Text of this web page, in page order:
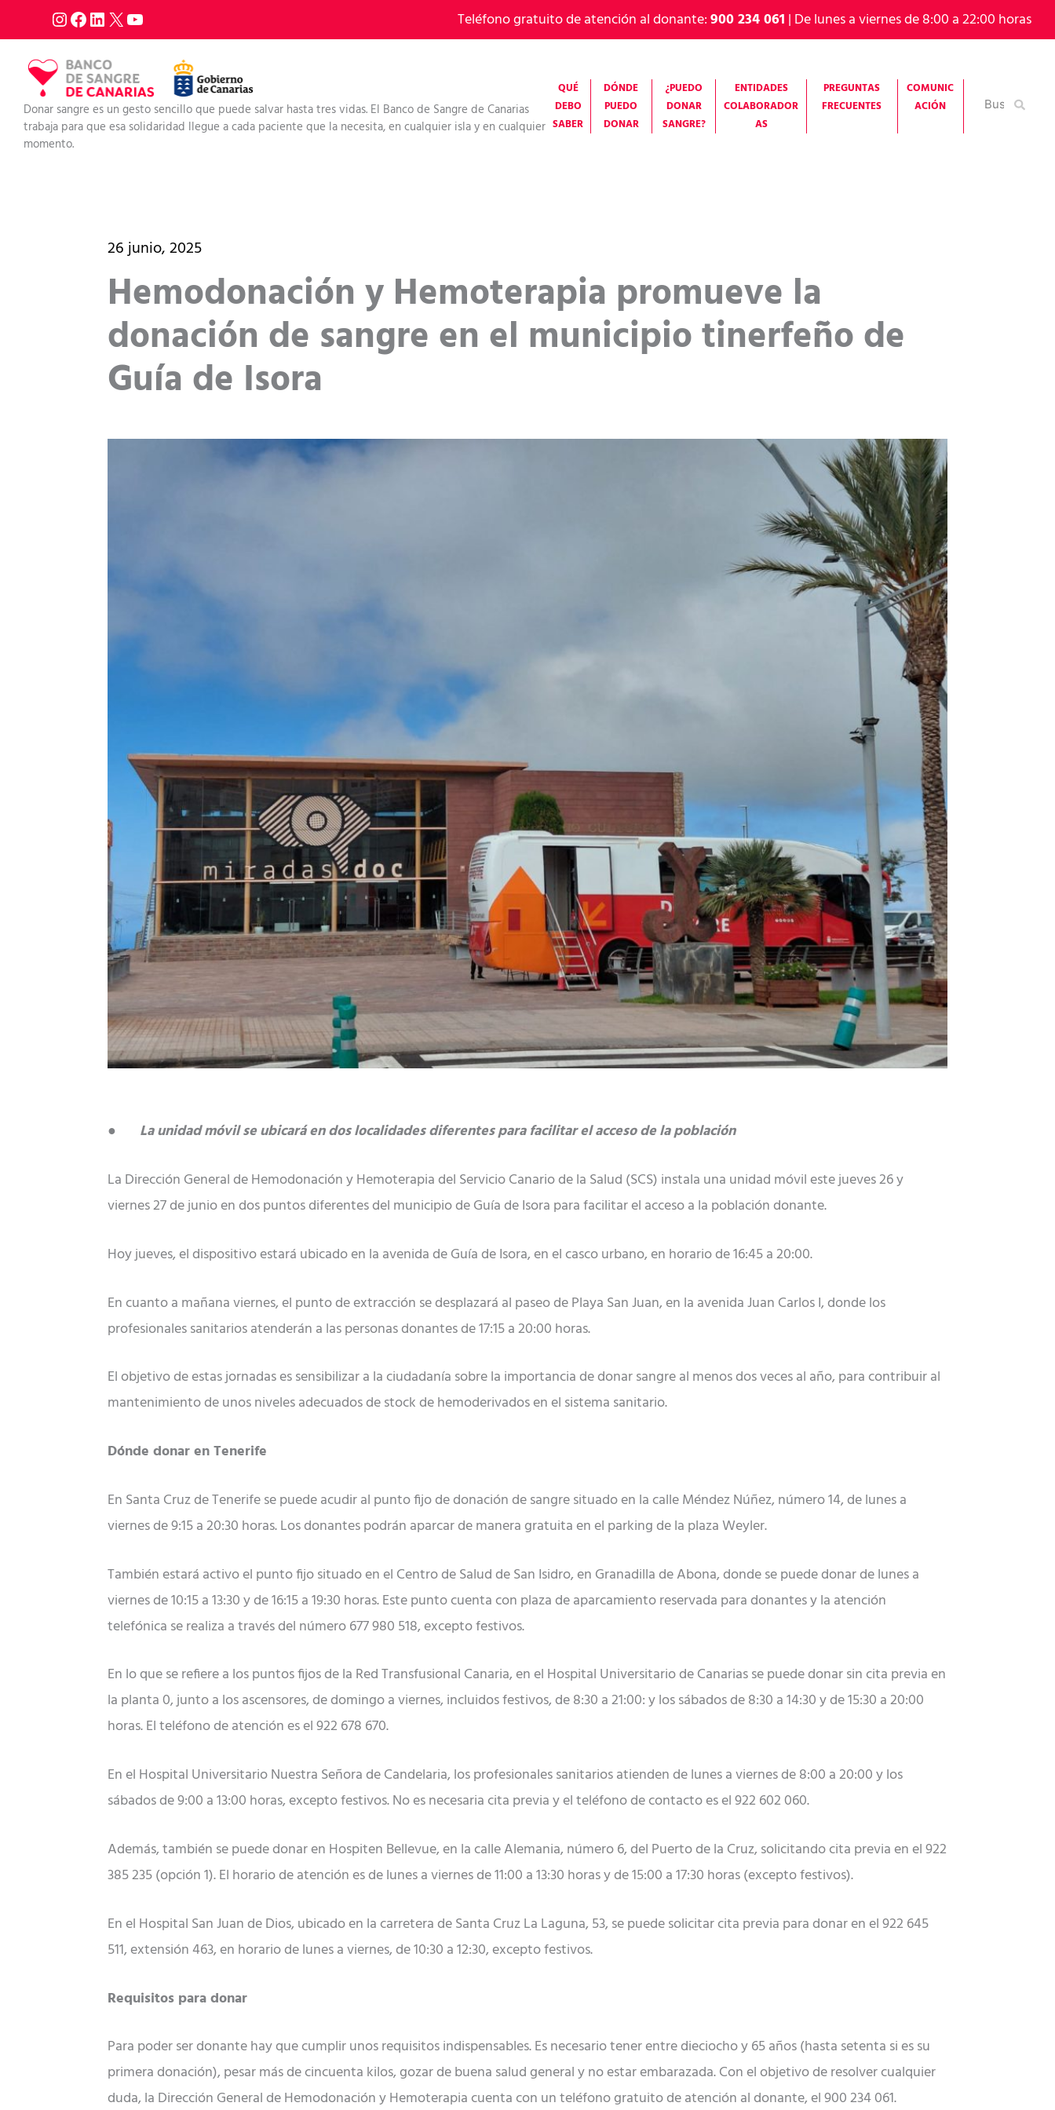
al
contenido
Teléfono gratuito de atención al donante:900 234 061 | De lunes a viernes de 8:00 a 22:00 horas
Donar sangre es un gesto sencillo que puede salvar hasta tres vidas. El Banco de Sangre de Canarias
trabaja para que esa solidaridad llegue a cada paciente que la necesita, en cualquier isla y en cualquier
momento.
QUÉ
DEBO
SABER
DÓNDE
PUEDO
DONAR
¿PUEDO
DONAR
SANGRE?
ENTIDADES
COLABORADOR
AS
PREGUNTAS
FRECUENTES
COMUNIC
ACIÓN
Buscar
26 junio, 2025
Hemodonación y Hemoterapia promueve la
donación de sangre en el municipio tinerfeño de
Guía de Isora
● La unidad móvil se ubicará en dos localidades diferentes para facilitar el acceso de la población
La Dirección General de Hemodonación y Hemoterapia del Servicio Canario de la Salud (SCS) instala una unidad móvil este jueves 26 y
viernes 27 de junio en dos puntos diferentes del municipio de Guía de Isora para facilitar el acceso a la población donante.
Hoy jueves, el dispositivo estará ubicado en la avenida de Guía de Isora, en el casco urbano, en horario de 16:45 a 20:00.
En cuanto a mañana viernes, el punto de extracción se desplazará al paseo de Playa San Juan, en la avenida Juan Carlos I, donde los
profesionales sanitarios atenderán a las personas donantes de 17:15 a 20:00 horas.
El objetivo de estas jornadas es sensibilizar a la ciudadanía sobre la importancia de donar sangre al menos dos veces al año, para contribuir al
mantenimiento de unos niveles adecuados de stock de hemoderivados en el sistema sanitario.
Dónde donar en Tenerife
En Santa Cruz de Tenerife se puede acudir al punto fijo de donación de sangre situado en la calle Méndez Núñez, número 14, de lunes a
viernes de 9:15 a 20:30 horas. Los donantes podrán aparcar de manera gratuita en el parking de la plaza Weyler.
También estará activo el punto fijo situado en el Centro de Salud de San Isidro, en Granadilla de Abona, donde se puede donar de lunes a
viernes de 10:15 a 13:30 y de 16:15 a 19:30 horas. Este punto cuenta con plaza de aparcamiento reservada para donantes y la atención
telefónica se realiza a través del número 677 980 518, excepto festivos.
En lo que se refiere a los puntos fijos de la Red Transfusional Canaria, en el Hospital Universitario de Canarias se puede donar sin cita previa en
la planta 0, junto a los ascensores, de domingo a viernes, incluidos festivos, de 8:30 a 21:00: y los sábados de 8:30 a 14:30 y de 15:30 a 20:00
horas. El teléfono de atención es el 922 678 670.
En el Hospital Universitario Nuestra Señora de Candelaria, los profesionales sanitarios atienden de lunes a viernes de 8:00 a 20:00 y los
sábados de 9:00 a 13:00 horas, excepto festivos. No es necesaria cita previa y el teléfono de contacto es el 922 602 060.
Además, también se puede donar en Hospiten Bellevue, en la calle Alemania, número 6, del Puerto de la Cruz, solicitando cita previa en el 922
385 235 (opción 1). El horario de atención es de lunes a viernes de 11:00 a 13:30 horas y de 15:00 a 17:30 horas (excepto festivos).
En el Hospital San Juan de Dios, ubicado en la carretera de Santa Cruz La Laguna, 53, se puede solicitar cita previa para donar en el 922 645
511, extensión 463, en horario de lunes a viernes, de 10:30 a 12:30, excepto festivos.
Requisitos para donar
Para poder ser donante hay que cumplir unos requisitos indispensables. Es necesario tener entre dieciocho y 65 años (hasta setenta si es su
primera donación), pesar más de cincuenta kilos, gozar de buena salud general y no estar embarazada. Con el objetivo de resolver cualquier
duda, la Dirección General de Hemodonación y Hemoterapia cuenta con un teléfono gratuito de atención al donante, el 900 234 061.